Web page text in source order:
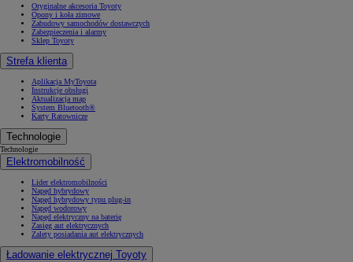
Oryginalne akcesoria Toyoty
Opony i koła zimowe
Zabudowy samochodów dostawczych
Zabezpieczenia i alarmy
Sklep Toyoty
Strefa klienta
Aplikacja MyToyota
Instrukcje obsługi
Aktualizacja map
System Bluetooth®
Karty Ratownicze
Technologie
Technologie
Elektromobilność
Lider elektromobilności
Napęd hybrydowy
Napęd hybrydowy typu plug-in
Napęd wodorowy
Napęd elektryczny na baterię
Zasięg aut elektrycznych
Zalety posiadania aut elektrycznych
Ładowanie elektrycznej Toyoty